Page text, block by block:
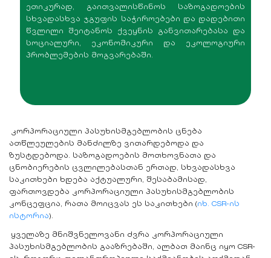
ეთიკურად, გაითვალისწინოს საზოგადოების
სხვადასხვა ჯგუფის საჭიროებები და დადებითი
წვლილი შეიტანოს ქვეყნის განვითარებასა და
სოციალური, ეკონომიკური და ეკოლოგიური
პრობლემების მოგვარებაში.
კორპორაციული პასუხისმგებლობის ცნება
ათწლეულების მანძილზე ვითარდებოდა და
ზუსტდებოდა. საზოგადოების მოთხოვნათა და
ცნობიერების ცვლილებასთან ერთად, სხვადასხვა
საკითხები ხდება აქტუალური, შესაბამისად,
ფართოვდება კორპორაციული პასუხისმგებლობის
კონცეფცია, რათა მოიცვას ეს საკითხები (იხ. CSR-ის
ისტორია).
ყველაზე მნიშვნელოვანი ძვრა კორპორაციული
პასუხისმგებლობის გააზრებაში, ალბათ მაინც იყო CSR-